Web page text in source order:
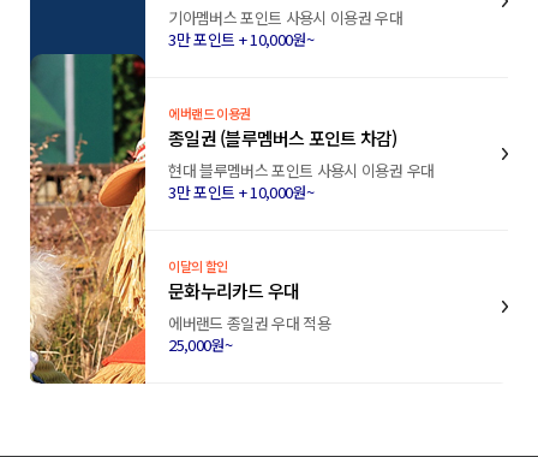
기아멤버스 포인트 사용시 이용권 우대
3만 포인트 + 10,000원~
에버랜드 이용권
종일권 (블루멤버스 포인트 차감)
현대 블루멤버스 포인트 사용시 이용권 우대
3만 포인트 + 10,000원~
이달의 할인
문화누리카드 우대
에버랜드 종일권 우대 적용
25,000원~